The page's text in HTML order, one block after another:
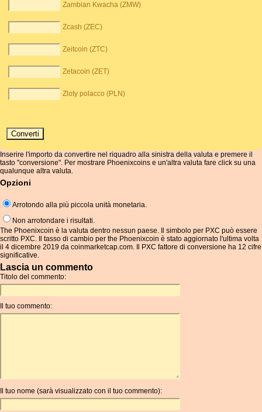
Zambian Kwacha (ZMW)
Zcash (ZEC)
Zeitcoin (ZTC)
Zetacoin (ZET)
Zloty polacco (PLN)
Inserire l'importo da convertire nel riquadro alla sinistra della valuta e premere il
tasto "conversione". Per mostrare Phoenixcoins e un'altra valuta fare click su una
qualunque altra valuta.
Opzioni
Arrotondo alla più piccola unità monetaria.
Non arrotondare i risultati.
The Phoenixcoin è la valuta dentro nessun paese. Il simbolo per PXC può essere
scritto PXC. Il tasso di cambio per the Phoenixcoin è stato aggiornato l'ultima volta
il 4 dicembre 2019 da coinmarketcap.com. Il PXC fattore di conversione ha 12 cifre
significative.
Lascia un commento
Titolo del commento:
Il tuo commento:
Il tuo nome (sarà visualizzato con il tuo commento):